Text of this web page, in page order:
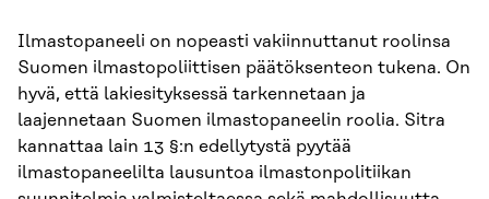
Ilmastopaneeli on nopeasti vakiinnuttanut roolinsa
Suomen ilmastopoliittisen päätöksenteon tukena. On
hyvä, että lakiesityksessä tarkennetaan ja
laajennetaan Suomen ilmastopaneelin roolia. Sitra
kannattaa lain 13 §:n edellytystä pyytää
ilmastopaneelilta lausuntoa ilmastonpolitiikan